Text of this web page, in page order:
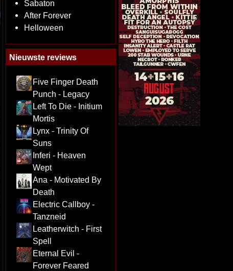
Sabaton
After Forever
Helloween
Nieuwste reviews
Five Finger Death
Punch - Legacy
Left To Die - Initium
Mortis
Lynx - Trinity Of
Suns
Inferi - Heaven
Wept
Ana - Motivated By
Death
Electric Callboy -
Tanzneid
Leatherwitch - First
Spell
Eternal Evil -
Forever Feared